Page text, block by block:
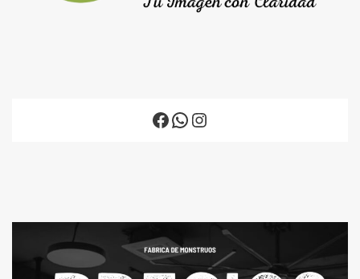
Facebook
WhatsApp
Instagram